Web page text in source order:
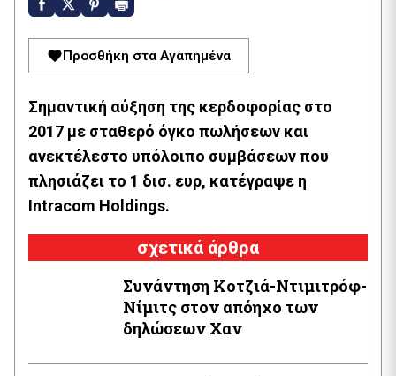
Προσθήκη στα Αγαπημένα
Σημαντική αύξηση της κερδοφορίας στο
2017 με σταθερό όγκο πωλήσεων και
ανεκτέλεστο υπόλοιπο συμβάσεων που
πλησιάζει το 1 δισ. ευρ, κατέγραψε η
Intracom Holdings.
σχετικά άρθρα
Συνάντηση Κοτζιά-Ντιμιτρόφ-
Νίμιτς στον απόηχο των
δηλώσεων Χαν